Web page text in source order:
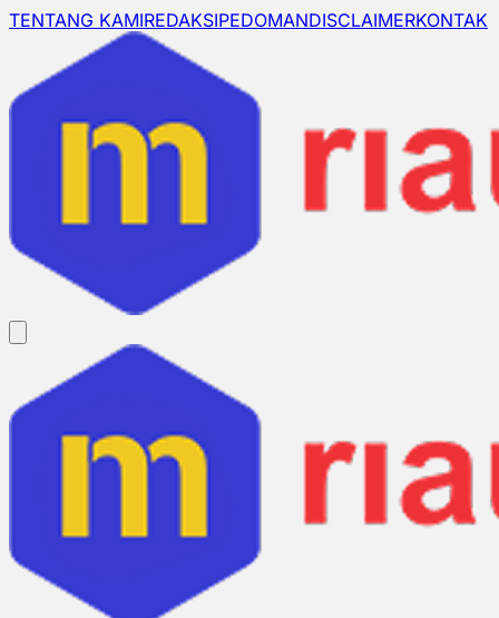
TENTANG KAMIREDAKSIPEDOMANDISCLAIMERKONTAK